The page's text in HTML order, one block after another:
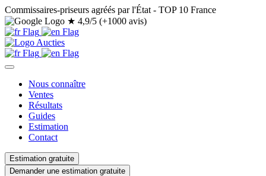
Commissaires-priseurs agréés par l'État - TOP 10 France
★ 4,9/5 (+1000 avis)
Nous connaître
Ventes
Résultats
Guides
Estimation
Contact
Estimation gratuite
Demander une estimation gratuite